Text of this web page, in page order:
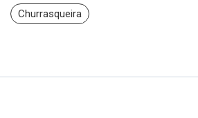
Churrasqueira